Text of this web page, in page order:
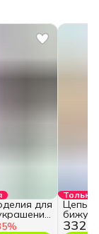
%
для
Только
332 ₽
Цепь
5,5х7,5